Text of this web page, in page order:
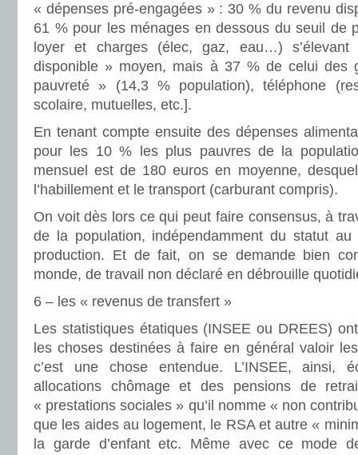
« dépenses pré-engagées » : 30 % du revenu
61 % pour les ménages en dessous du seuil de
loyer et charges (élec, gaz, eau…)
disponible » moyen, mais à 37 % de celui des
pauvreté » (14,3 % population), téléphone
scolaire, mutuelles, etc.].
En tenant compte ensuite des dépenses
pour les 10 % les plus pauvres de la
mensuel est de 180 euros en moyenne,
l’habillement et le transport (carburant compris).
On voit dès lors ce qui peut faire consensus, à
de la population, indépendamment du statut
production. Et de fait, on se demande bien
monde, de travail non déclaré en débrouille
6 – les « revenus de transfert »
Les statistiques étatiques (INSEE ou DREES)
les choses destinées à faire en général valoir
c’est une chose entendue. L’INSEE, ainsi,
allocations chômage et des pensions de
« prestations sociales » qu’il nomme « non
que les aides au logement, le RSA et autre «
la garde d’enfant etc. Même avec ce mode